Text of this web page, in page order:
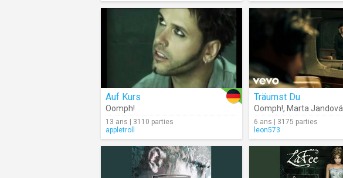
Auf Kurs
Oomph!
13 ans | 3110 parties
appletroll
Träumst Du
Oomph!, Marta Jandová
6 ans | 3175 parties
leon573